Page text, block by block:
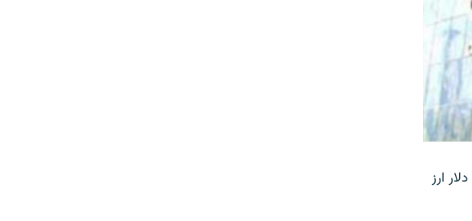
یک نماینده مجلس درباره گم شدن ۹ میلیارد دلار ارز